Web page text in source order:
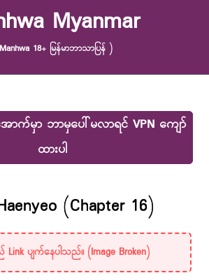
Myanmar
18+ မြန်မာဘာသာပြန် )
ာက်မှာ ဘာမှပေါ်မလာရင် VPN ကျော်
ထားပါ
(Chapter 16)